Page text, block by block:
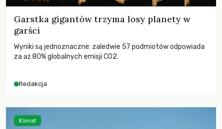
Garstka gigantów trzyma losy planety w
garści
Wyniki są jednoznaczne: zaledwie 57 podmiotów odpowiada
za aż 80% globalnych emisji CO2.
Redakcja
Klimat